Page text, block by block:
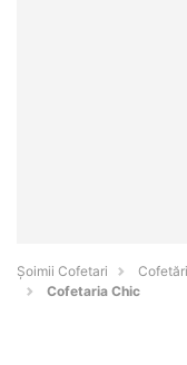
Șoimii Cofetari
Cofetaria Chic